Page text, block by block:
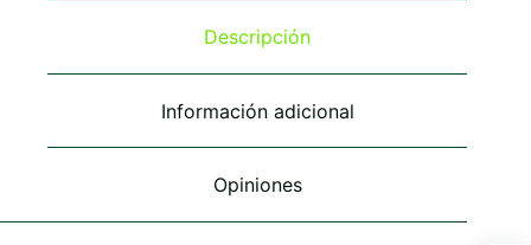
Descripción
Información adicional
Opiniones